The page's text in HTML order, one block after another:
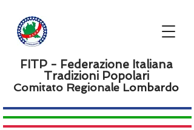
FITP - Federazione Italiana
Tradizioni Popolari
Comitato Regionale Lombardo